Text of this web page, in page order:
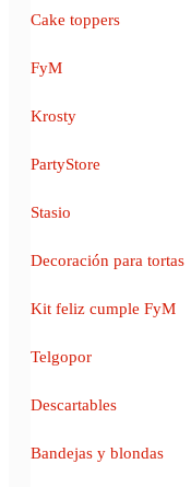
Cake toppers
FyM
Krosty
PartyStore
Stasio
Decoración para tortas
Kit feliz cumple FyM
Telgopor
Descartables
Bandejas y blondas